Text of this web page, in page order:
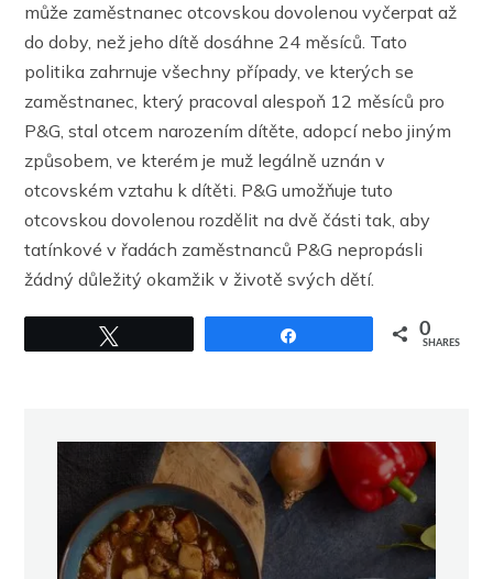
může zaměstnanec otcovskou dovolenou vyčerpat až
do doby, než jeho dítě dosáhne 24 měsíců. Tato
politika zahrnuje všechny případy, ve kterých se
zaměstnanec, který pracoval alespoň 12 měsíců pro
P&G, stal otcem narozením dítěte, adopcí nebo jiným
způsobem, ve kterém je muž legálně uznán v
otcovském vztahu k dítěti. P&G umožňuje tuto
otcovskou dovolenou rozdělit na dvě části tak, aby
tatínkové v řadách zaměstnanců P&G nepropásli
žádný důležitý okamžik v životě svých dětí.
0
SHARES